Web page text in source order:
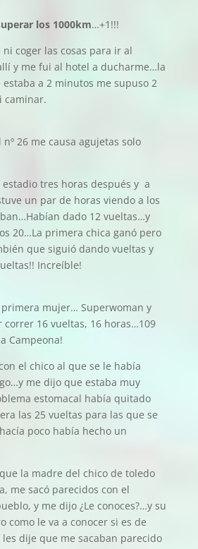
los 1000km…+1!!!
coger las cosas para ir al
y me fui al hotel a ducharme…la
a 2 minutos me supuso 2
caminar.
26 me causa agujetas solo
estadio tres horas después y a
un par de horas viendo a los
dado 12 vueltas…y
20…La primera chica ganó pero
que siguió dando vueltas y
Increíble!
primera mujer… Superwoman y
16 vueltas, 16 horas…109
Campeona!
el chico al que se le había
me dijo que estaba muy
estomacal había quitado
las 25 vueltas para las que se
poco había hecho un
la madre del chico de toledo
me sacó parecidos con el
y me dijo ¿Le conoces?…y su
como le va a conocer si es de
les dije que me sacaban parecido